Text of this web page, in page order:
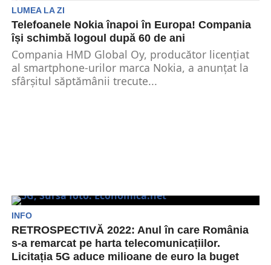
LUMEA LA ZI
Telefoanele Nokia înapoi în Europa! Compania
își schimbă logoul după 60 de ani
Compania HMD Global Oy, producător licențiat
al smartphone-urilor marca Nokia, a anunțat la
sfârșitul săptămânii trecute...
INFO
RETROSPECTIVĂ 2022: Anul în care România
s-a remarcat pe harta telecomunicațiilor.
Licitația 5G aduce milioane de euro la buget